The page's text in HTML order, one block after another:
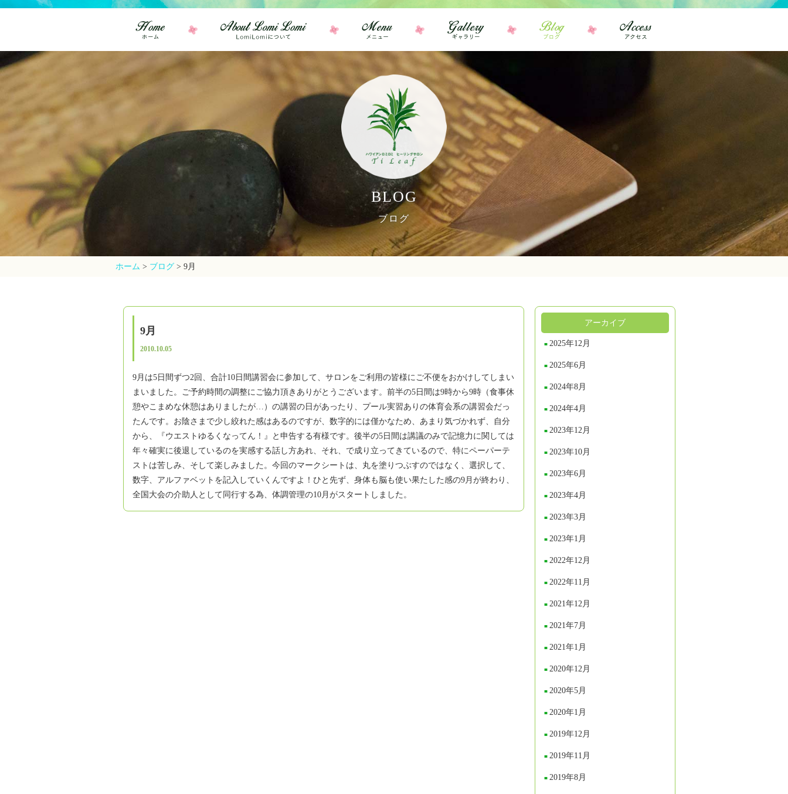
BLOG
ブログ
ホーム > ブログ > 9月
9月
2010.10.05
9月は5日間ずつ2回、合計10日間講習会に参加して、サロンをご利用の皆様にご不便をおかけしてしまい
まいました。ご予約時間の調整にご協力頂きありがとうございます。前半の5日間は9時から9時（食事休
憩やこまめな休憩はありましたが…）の講習の日があったり、プール実習ありの体育会系の講習会だっ
たんです。お陰さまで少し絞れた感はあるのですが、数字的には僅かなため、あまり気づかれず、自分
から、『ウエストゆるくなってん！』と申告する有様です。後半の5日間は講議のみで記憶力に関しては
年々確実に後退しているのを実感する話し方あれ、それ、で成り立ってきているので、特にペーパーテ
ストは苦しみ、そして楽しみました。今回のマークシートは、丸を塗りつぶすのではなく、選択して、
数字、アルファベットを記入していくんですよ！ひと先ず、身体も脳も使い果たした感の9月が終わり、
全国大会の介助人として同行する為、体調管理の10月がスタートしました。
アーカイブ
2025年12月
2025年6月
2024年8月
2024年4月
2023年12月
2023年10月
2023年6月
2023年4月
2023年3月
2023年1月
2022年12月
2022年11月
2021年12月
2021年7月
2021年1月
2020年12月
2020年5月
2020年1月
2019年12月
2019年11月
2019年8月